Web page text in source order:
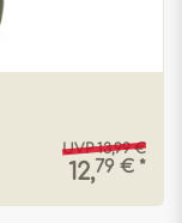
UVP 13,99 €
12,79 € *